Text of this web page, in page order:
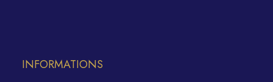
INFORMATIONS